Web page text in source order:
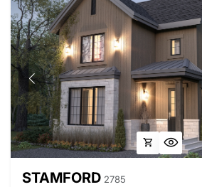
STAMFORD 2785